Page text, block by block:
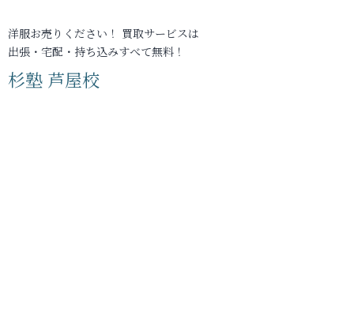
洋服お売りください！ 買取サービスは
出張・宅配・持ち込みすべて無料！
杉塾 芦屋校